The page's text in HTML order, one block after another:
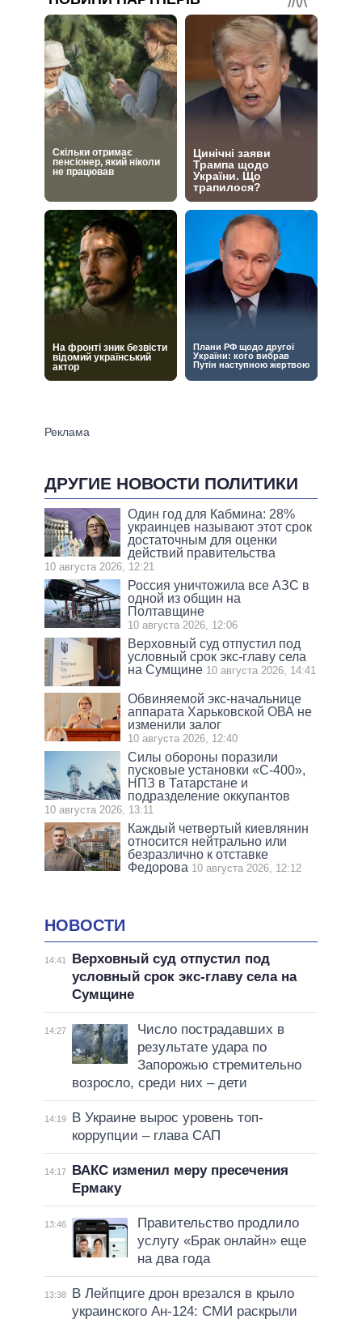
ДРУГИЕ НОВОСТИ ПОЛИТИКИ
Один год для Кабмина: 28%
украинцев называют этот срок
достаточным для оценки
действий правительства
10 августа 2026, 12:21
Россия уничтожила все АЗС в
одной из общин на
Полтавщине
10 августа 2026, 12:06
Верховный суд отпустил под
условный срок экс-главу села
на Сумщине 10 августа 2026, 14:41
Обвиняемой экс-начальнице
аппарата Харьковской ОВА не
изменили залог
10 августа 2026, 12:40
Силы обороны поразили
пусковые установки «С-400»,
НПЗ в Татарстане и
подразделение оккупантов
10 августа 2026, 13:11
Каждый четвертый киевлянин
относится нейтрально или
безразлично к отставке
Федорова 10 августа 2026, 12:12
НОВОСТИ
14:41
Верховный суд отпустил под
условный срок экс-главу села на
Сумщине
14:27
Число пострадавших в
результате удара по
Запорожью стремительно
возросло, среди них – дети
14:19
В Украине вырос уровень топ-
коррупции – глава САП
14:17
ВАКС изменил меру пресечения
Ермаку
13:46
Правительство продлило
услугу «Брак онлайн» еще
на два года
13:38
В Лейпциге дрон врезался в крыло
украинского Ан-124: СМИ раскрыли